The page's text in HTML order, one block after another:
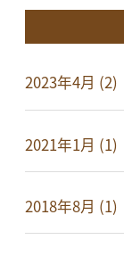
2023年4月 (2)
2021年1月 (1)
2018年8月 (1)